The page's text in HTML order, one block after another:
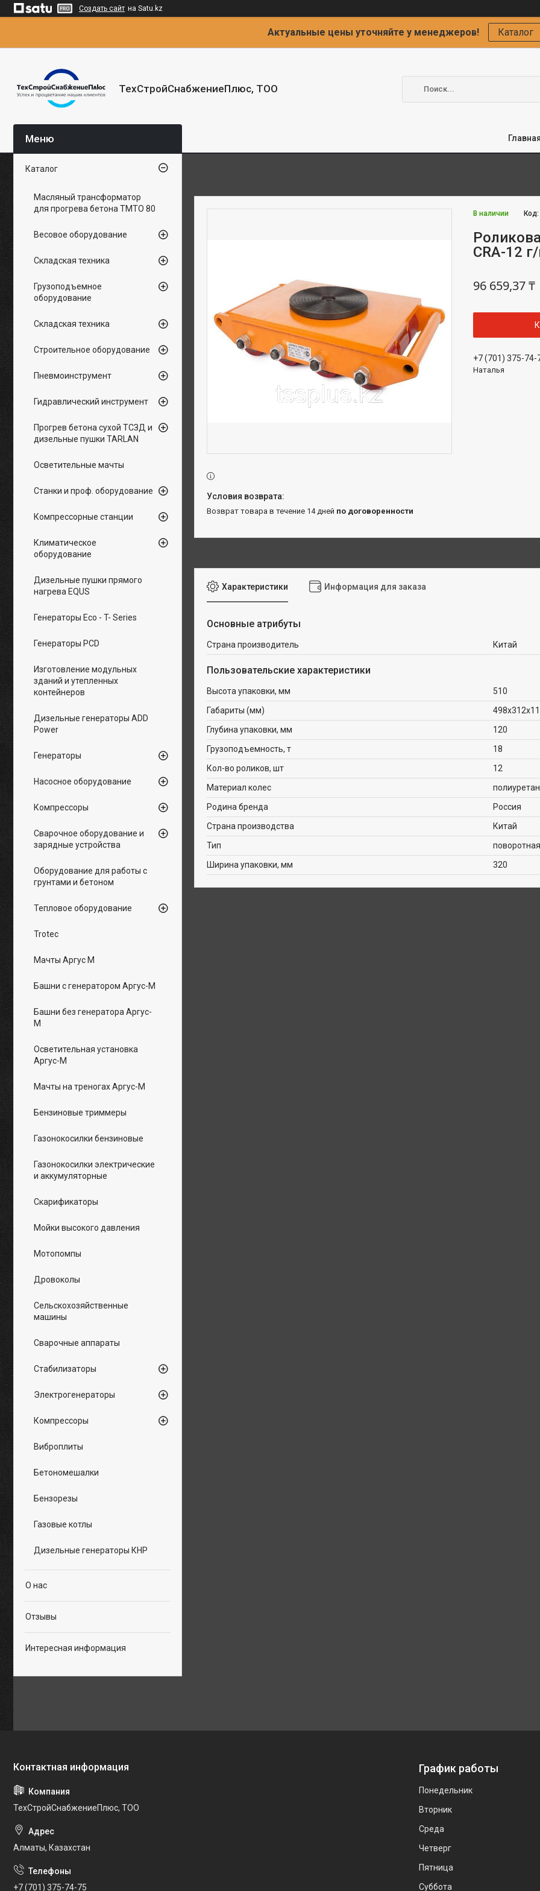
Создать сайт на Satu.kz
Актуальные цены уточняйте у менеджеров! Каталог
ТехСтройСнабжениеПлюс, ТОО
В наличии
CRA-12
96 659,37 ₸
+7 (701) 375-74-
Наталья
возврат товара в течение 14 дней по договоренности
Характеристики Информация для заказа
Основные атрибуты
Страна производитель Китай
Пользовательские характеристики
Высота упаковки, мм
510
Габариты (мм)
Глубина упаковки, мм
120
Грузоподъемность, т
18
Кол-во роликов, шт
12
Материал колес
полиуретан
Родина бренда
Россия
Страна производства
Китай
Тип
поворотная
Ширина упаковки, мм
320
Каталог
Масляный трансформатор
для прогрева бетона ТМТО 80
Весовое оборудование
Складская техника
Грузоподъемное
оборудование
Складская техника
Строительное оборудование
Пневмоинструмент
Гидравлический инструмент
Прогрев бетона сухой ТСЗД и
дизельные пушки TARLAN
Осветительные мачты
Станки и проф. оборудование
Компрессорные станции
Климатическое
оборудование
Дизельные пушки прямого
нагрева EQUS
Генераторы Eco - T- Series
Генераторы PCD
Изготовление модульных
зданий и утепленных
контейнеров
Дизельные генераторы ADD
Power
Генераторы
Насосное оборудование
Компрессоры
Сварочное оборудование и
зарядные устройства
Оборудование для работы с
грунтами и бетоном
Тепловое оборудование
Trotec
Мачты Аргус М
Башни с генератором Аргус-М
Башни без генератора Аргус-
М
Осветительная установка
Аргус-М
Мачты на треногах Аргус-М
Бензиновые триммеры
Газонокосилки бензиновые
Газонокосилки электрические
и аккумуляторные
Скарификаторы
Мойки высокого давления
Мотопомпы
Дровоколы
Сельскохозяйственные
машины
Сварочные аппараты
Стабилизаторы
Электрогенераторы
Компрессоры
Виброплиты
Бетономешалки
Бензорезы
Газовые котлы
Дизельные генераторы КНР
О нас
Отзывы
Интересная информация
ТехСтройСнабжениеПлюс, ТОО
Алматы, Казахстан
+7 (701) 375-74-75
График работы
Понедельник
Вторник
Среда
Четверг
Пятница
Суббота